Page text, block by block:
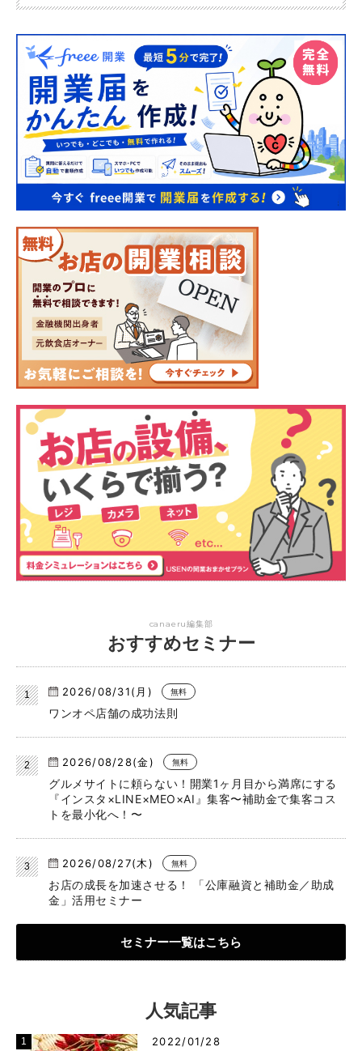
canaeru編集部
おすすめセミナー
2026/08/31(月) 無料
ワンオペ店舗の成功法則
2026/08/28(金) 無料
グルメサイトに頼らない！開業1ヶ月目から満席にする
『インスタ×LINE×MEO×AI』集客〜補助金で集客コス
トを最小化へ！〜
2026/08/27(木) 無料
お店の成長を加速させる！ 「公庫融資と補助金／助成
金」活用セミナー
セミナー一覧はこちら
人気記事
2022/01/28